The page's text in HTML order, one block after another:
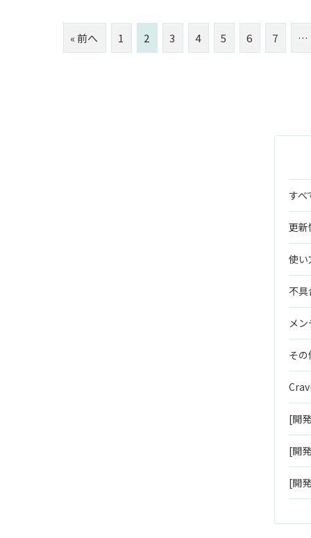
« 前へ 1 2 3 4 5 6 7 …
すべ
更新
使い
不具
メ
そ
[開
[開
[開